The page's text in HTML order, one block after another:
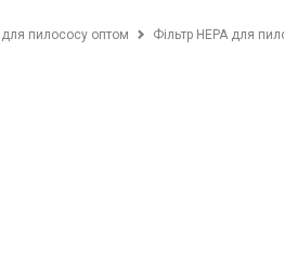
пилососу оптом Фільтр HEPA для